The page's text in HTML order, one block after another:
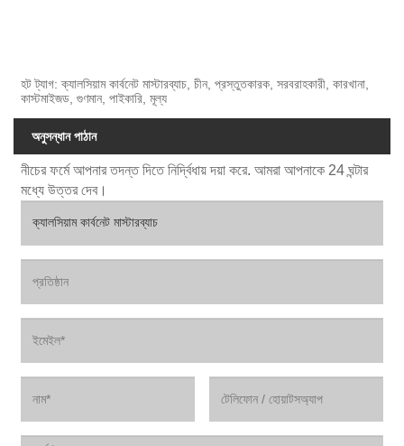
হট ট্যাগ: ক্যালসিয়াম কার্বনেট মাস্টারব্যাচ, চীন, প্রস্তুতকারক, সরবরাহকারী, কারখানা,
কাস্টমাইজড, গুণমান, পাইকারি, মূল্য
অনুসন্ধান পাঠান
নীচের ফর্মে আপনার তদন্ত দিতে নির্দ্বিধায় দয়া করে. আমরা আপনাকে 24 ঘন্টার
মধ্যে উত্তর দেব।